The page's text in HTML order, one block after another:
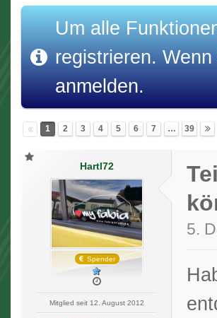
Um alle
registrieren.
anmelden.
1 2 3 4 5 6 7 … 39
Hartl72
Spender
Mitglied seit 12. August 2012
5.